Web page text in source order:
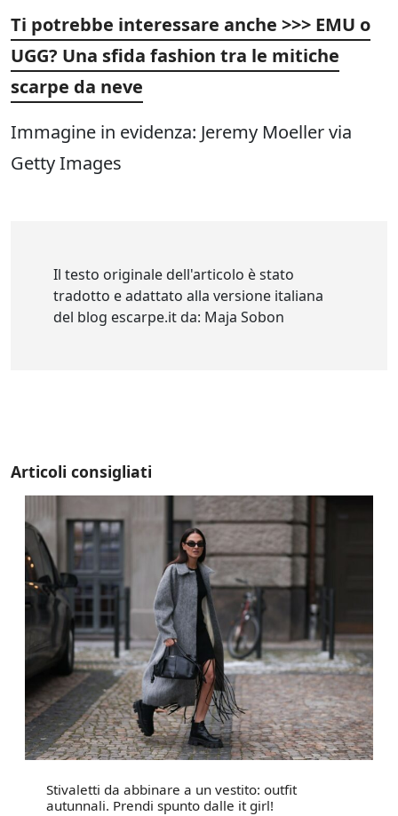
Ti potrebbe interessare anche >>> EMU o
UGG? Una sfida fashion tra le mitiche
scarpe da neve
Immagine in evidenza: Jeremy Moeller via
Getty Images
Il testo originale dell'articolo è stato
tradotto e adattato alla versione italiana
del blog escarpe.it da: Maja Sobon
Articoli consigliati
Stivaletti da abbinare a un vestito: outfit
autunnali. Prendi spunto dalle it girl!